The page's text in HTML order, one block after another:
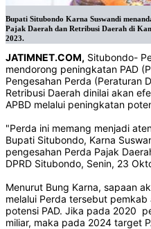
Bupati Situbondo Karna Suswandi
Pajak Daerah dan Retribusi Daerah di
2023.
JATIMNET.COM, Situbondo-
mendorong peningkatan PAD
Pengesahan Perda (Peraturan
Retribusi Daerah dinilai akan
APBD melalui peningkatan
"Perda ini memang menjadi
Bupati Situbondo, Karna
pengesahan Perda Pajak
DPRD Situbondo, Senin, 23
Menurut Bung Karna, sapaan
melalui Perda tersebut
potensi PAD. Jika pada 2020
miliar, maka pada 2024 target